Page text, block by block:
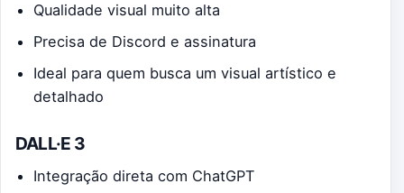
Qualidade visual muito alta
Precisa de Discord e assinatura
Ideal para quem busca um visual artístico e
detalhado
DALL·E 3
Integração direta com ChatGPT